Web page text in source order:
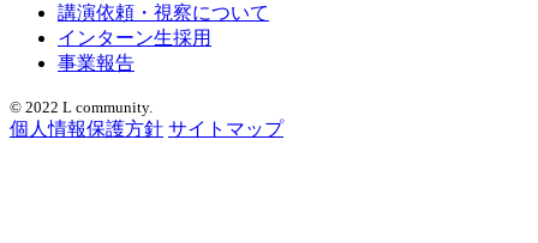
講演依頼・視察について
インターン生採用
事業報告
© 2022 L community.
個人情報保護方針 サイトマップ